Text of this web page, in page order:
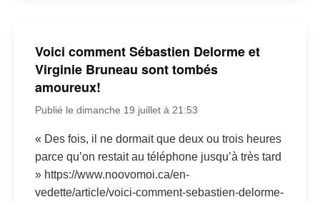
Voici comment Sébastien Delorme et
Virginie Bruneau sont tombés
amoureux!
Publié le dimanche 19 juillet à 21:53
« Des fois, il ne dormait que deux ou trois heures
parce qu’on restait au téléphone jusqu’à très tard
» https://www.noovomoi.ca/en-
vedette/article/voici-comment-sebastien-delorme-